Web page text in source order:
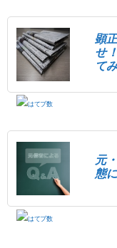
顕
せ
て
元
態